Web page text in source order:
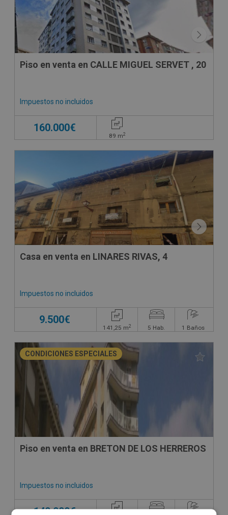
Piso en venta en CALLE MIGUEL SERVET , 20
Impuestos no incluidos
160.000€
89 m2
Casa en venta en LINARES RIVAS, 4
Impuestos no incluidos
9.500€
141,25 m2 5 Hab. 1 Baños
CONDICIONES ESPECIALES
Piso en venta en BRETON DE LOS HERREROS
Impuestos no incluidos
140.000€